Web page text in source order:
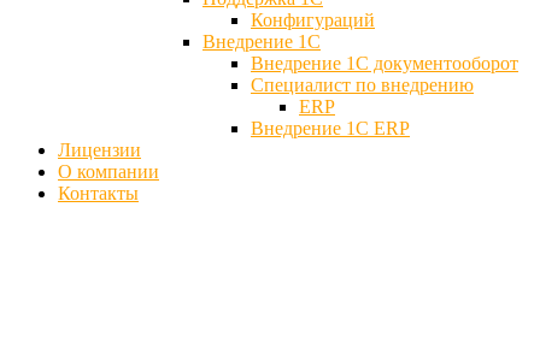
Конфигураций
Внедрение 1С
Внедрение 1С документооборот
Специалист по внедрению
ERP
Внедрение 1С ERP
Лицензии
О компании
Контакты